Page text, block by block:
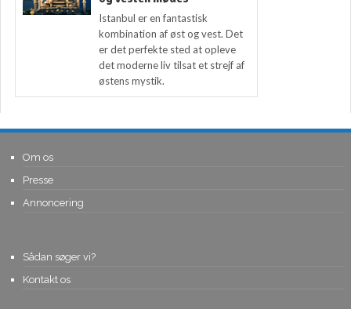
Istanbul er en fantastisk
kombination af øst og vest. Det
er det perfekte sted at opleve
det moderne liv tilsat et strejf af
østens mystik.
Om os
Presse
Annoncering
Sådan søger vi?
Kontakt os